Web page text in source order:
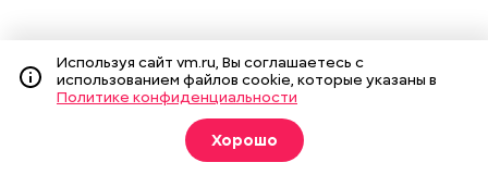
Используя сайт vm.ru, Вы соглашаетесь с
использованием файлов cookie, которые указаны в
Политике конфиденциальности
Хорошо